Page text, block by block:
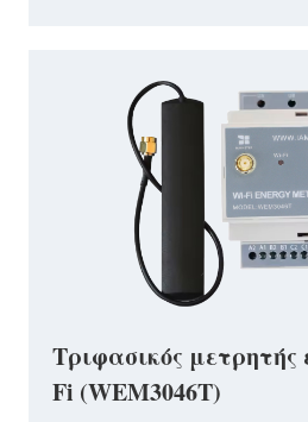
Τριφασικός μετρητής
Fi (WEM3046T)